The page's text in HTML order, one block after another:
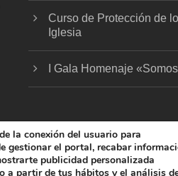
Curso de Protección de
Iglesia
I Gala Homenaje
DIOCESANA
la conexión del usuario para
gestionar el portal, recabar
publicidad personalizada
a partir de tus hábitos y el análisis